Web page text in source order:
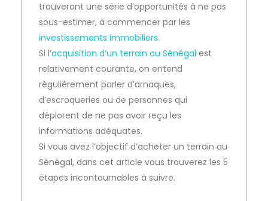
trouveront une série d’opportunités à ne pas
sous-estimer, à commencer par les
investissements immobiliers.
Si l’acquisition d’un terrain au Sénégal est
relativement courante, on entend
régulièrement parler d’arnaques,
d’escroqueries ou de personnes qui
déplorent de ne pas avoir reçu les
informations adéquates.
Si vous avez l’objectif d’acheter un terrain au
Sénégal, dans cet article vous trouverez les 5
étapes incontournables à suivre.